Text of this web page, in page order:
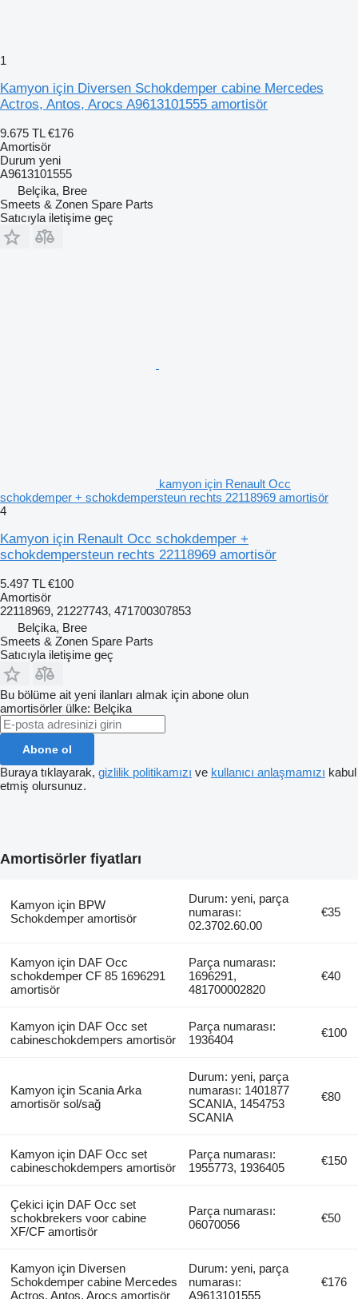
1
Kamyon için Diversen Schokdemper cabine Mercedes
Actros, Antos, Arocs A9613101555 amortisör
9.675 TL €176
Amortisör
Durum yeni
A9613101555
Belçika, Bree
Smeets & Zonen Spare Parts
Satıcıyla iletişime geç
kamyon için Renault Occ
schokdemper + schokdempersteun rechts 22118969 amortisör
4
Kamyon için Renault Occ schokdemper +
schokdempersteun rechts 22118969 amortisör
5.497 TL €100
Amortisör
22118969, 21227743, 471700307853
Belçika, Bree
Smeets & Zonen Spare Parts
Satıcıyla iletişime geç
Bu bölüme ait yeni ilanları almak için abone olun
amortisörler ülke: Belçika
Abone ol
Buraya tıklayarak, gizlilik politikamızı ve kullanıcı anlaşmamızı kabul
etmiş olursunuz.
Amortisörler fiyatları
Kamyon için BPW
Schokdemper amortisör
Durum: yeni, parça
numarası:
02.3702.60.00
€35
Kamyon için DAF Occ
schokdemper CF 85 1696291
amortisör
Parça numarası:
1696291,
481700002820
€40
Kamyon için DAF Occ set
cabineschokdempers amortisör
Parça numarası:
1936404
€100
Kamyon için Scania Arka
amortisör sol/sağ
Durum: yeni, parça
numarası: 1401877
SCANIA, 1454753
SCANIA
€80
Kamyon için DAF Occ set
cabineschokdempers amortisör
Parça numarası:
1955773, 1936405
€150
Çekici için DAF Occ set
schokbrekers voor cabine
XF/CF amortisör
Parça numarası:
06070056
€50
Kamyon için Diversen
Schokdemper cabine Mercedes
Actros, Antos, Arocs amortisör
Durum: yeni, parça
numarası:
A9613101555
€176